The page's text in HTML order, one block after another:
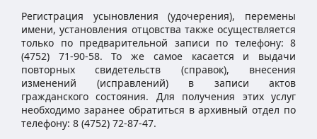
Регистрация усыновления (удочерения), перемены
имени, установления отцовства также осуществляется
только по предварительной записи по телефону: 8
(4752) 71-90-58. То же самое касается и выдачи
повторных свидетельств (справок), внесения
изменений (исправлений) в записи актов
гражданского состояния. Для получения этих услуг
необходимо заранее обратиться в архивный отдел по
телефону: 8 (4752) 72-87-47.